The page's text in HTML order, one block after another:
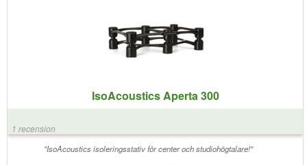
IsoAcoustics Aperta 300
1 recension
"IsoAcoustics isoleringsstativ för center och studiohögtalare!"